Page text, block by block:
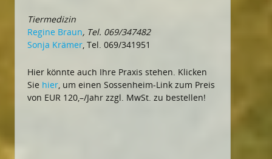
Tiermedizin
Regine Braun, Tel. 069/347482
Sonja Krämer , Tel. 069/341951
Hier könnte auch Ihre Praxis stehen. Klicken
Sie hier , um einen Sossenheim-Link zum Preis
von EUR 120,–/Jahr zzgl. MwSt. zu bestellen!